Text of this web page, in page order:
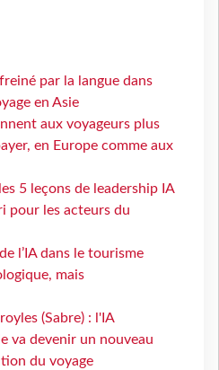
par la langue dans
en Asie
aux voyageurs plus
en Europe comme aux
5 leçons de leadership IA
pour les acteurs du
l’IA dans le tourisme
mais
(Sabre) : l'IA
va devenir un nouveau
du voyage